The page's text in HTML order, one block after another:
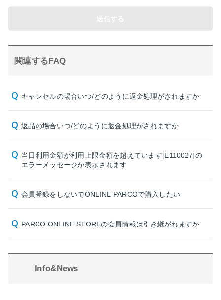
関連するFAQ
キャンセルの場合いつ/どのように返金処理がされますか
返品の場合いつ/どのように返金処理がされますか
当日利用金額が利用上限金額を超えています[E110027]の
エラーメッセージが表示されます
会員登録をしないでONLINE PARCOで購入したい
PARCO ONLINE STOREの会員情報は引き継がれますか
Info&News